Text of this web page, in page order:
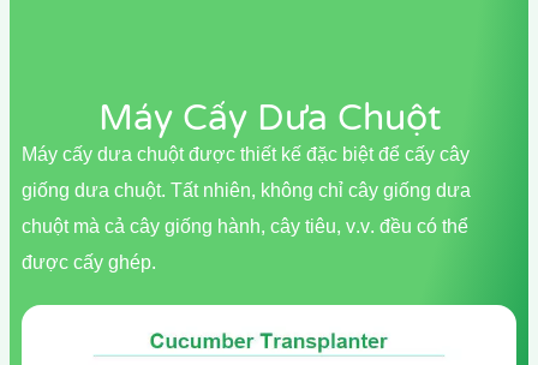
Máy Cấy Dưa Chuột
Máy cấy dưa chuột được thiết kế đặc biệt để cấy cây
giống dưa chuột. Tất nhiên, không chỉ cây giống dưa
chuột mà cả cây giống hành, cây tiêu, v.v. đều có thể
được cấy ghép.